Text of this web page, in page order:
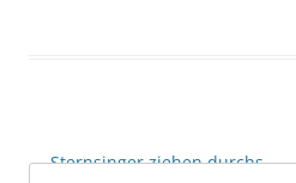
Beitragsnavigation
←Sternsinger ziehen durchs